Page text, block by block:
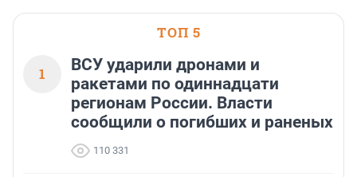
ТОП 5
1
ВСУ ударили дронами и
ракетами по одиннадцати
регионам России. Власти
сообщили о погибших и раненых
110 331